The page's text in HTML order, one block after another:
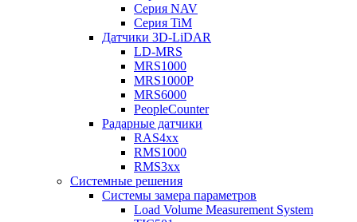
Серия NAV
Серия TiM
Датчики 3D-LiDAR
LD-MRS
MRS1000
MRS1000P
MRS6000
PeopleCounter
Радарные датчики
RAS4xx
RMS1000
RMS3xx
Системные решения
Системы замера параметров
Load Volume Measurement System